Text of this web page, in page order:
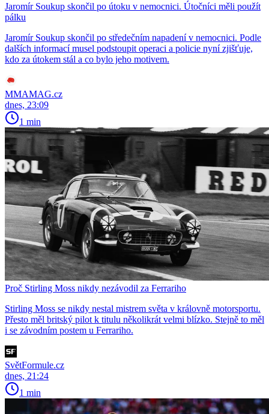
Jaromír Soukup skončil po útoku v nemocnici. Útočníci měli použít
pálku
Jaromír Soukup skončil po středečním napadení v nemocnici. Podle
dalších informací musel podstoupit operaci a policie nyní zjišťuje,
kdo za útokem stál a co bylo jeho motivem.
MMAMAG.cz
dnes, 23:09
1 min
Proč Stirling Moss nikdy nezávodil za Ferrariho
Stirling Moss se nikdy nestal mistrem světa v královně motorsportu.
Přesto měl britský pilot k titulu několikrát velmi blízko. Stejně to měl
i se závodním postem u Ferrariho.
SvětFormule.cz
dnes, 21:24
1 min